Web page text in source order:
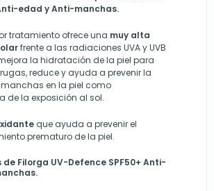
edad y Anti-manchas.
tratamiento ofrece una muy alta
frente a las radiaciones UVA y UVB
la hidratación de la piel para
reduce y ayuda a prevenir la
en la piel como
de la exposición al sol.
que ayuda a prevenir el
prematuro de la piel.
Filorga UV-Defence SPF50+ Anti-